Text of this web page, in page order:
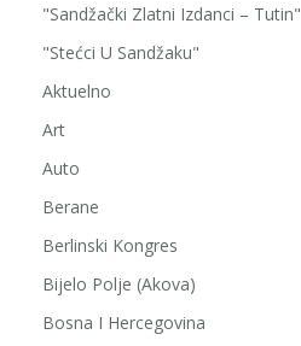
"Sandžački Zlatni Izdanci – Tutin"
"Stećci U Sandžaku"
Aktuelno
Art
Auto
Berane
Berlinski Kongres
Bijelo Polje (Akova)
Bosna I Hercegovina